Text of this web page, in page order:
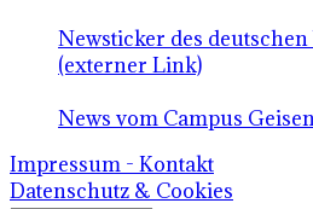
Newsticker des
(externer Link)
News vom Campus
Impressum - Kontakt
Datenschutz & Cookies